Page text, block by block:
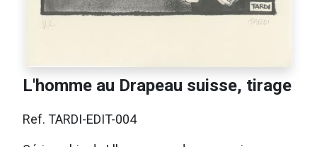
L'homme au Drapeau suisse, tirage
Ref. TARDI-EDIT-004